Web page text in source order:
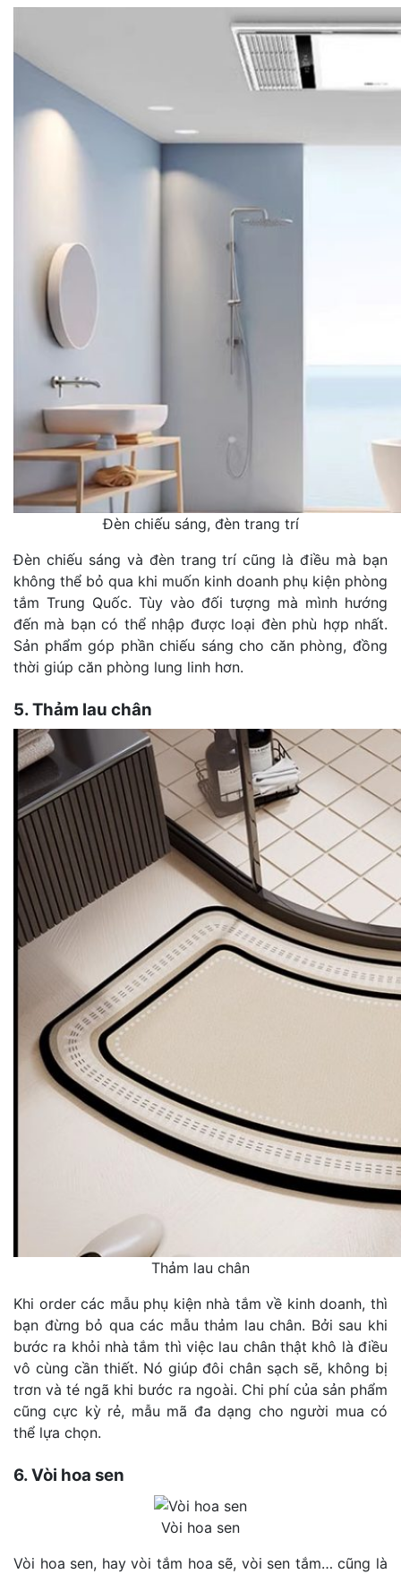
Đèn chiếu sáng, đèn trang trí
Đèn chiếu sáng và đèn trang trí cũng là điều mà bạn
không thể bỏ qua khi muốn kinh doanh phụ kiện phòng
tắm Trung Quốc. Tùy vào đối tượng mà mình hướng
đến mà bạn có thể nhập được loại đèn phù hợp nhất.
Sản phẩm góp phần chiếu sáng cho căn phòng, đồng
thời giúp căn phòng lung linh hơn.
5. Thảm lau chân
Thảm lau chân
Khi order các mẫu phụ kiện nhà tắm về kinh doanh, thì
bạn đừng bỏ qua các mẫu thảm lau chân. Bởi sau khi
bước ra khỏi nhà tắm thì việc lau chân thật khô là điều
vô cùng cần thiết. Nó giúp đôi chân sạch sẽ, không bị
trơn và té ngã khi bước ra ngoài. Chi phí của sản phẩm
cũng cực kỳ rẻ, mẫu mã đa dạng cho người mua có
thể lựa chọn.
6. Vòi hoa sen
Vòi hoa sen
Vòi hoa sen, hay vòi tắm hoa sẽ, vòi sen tắm… cũng là